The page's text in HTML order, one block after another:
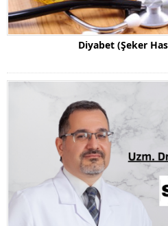
Diyabet (Şeker